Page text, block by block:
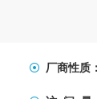
厂商性质：